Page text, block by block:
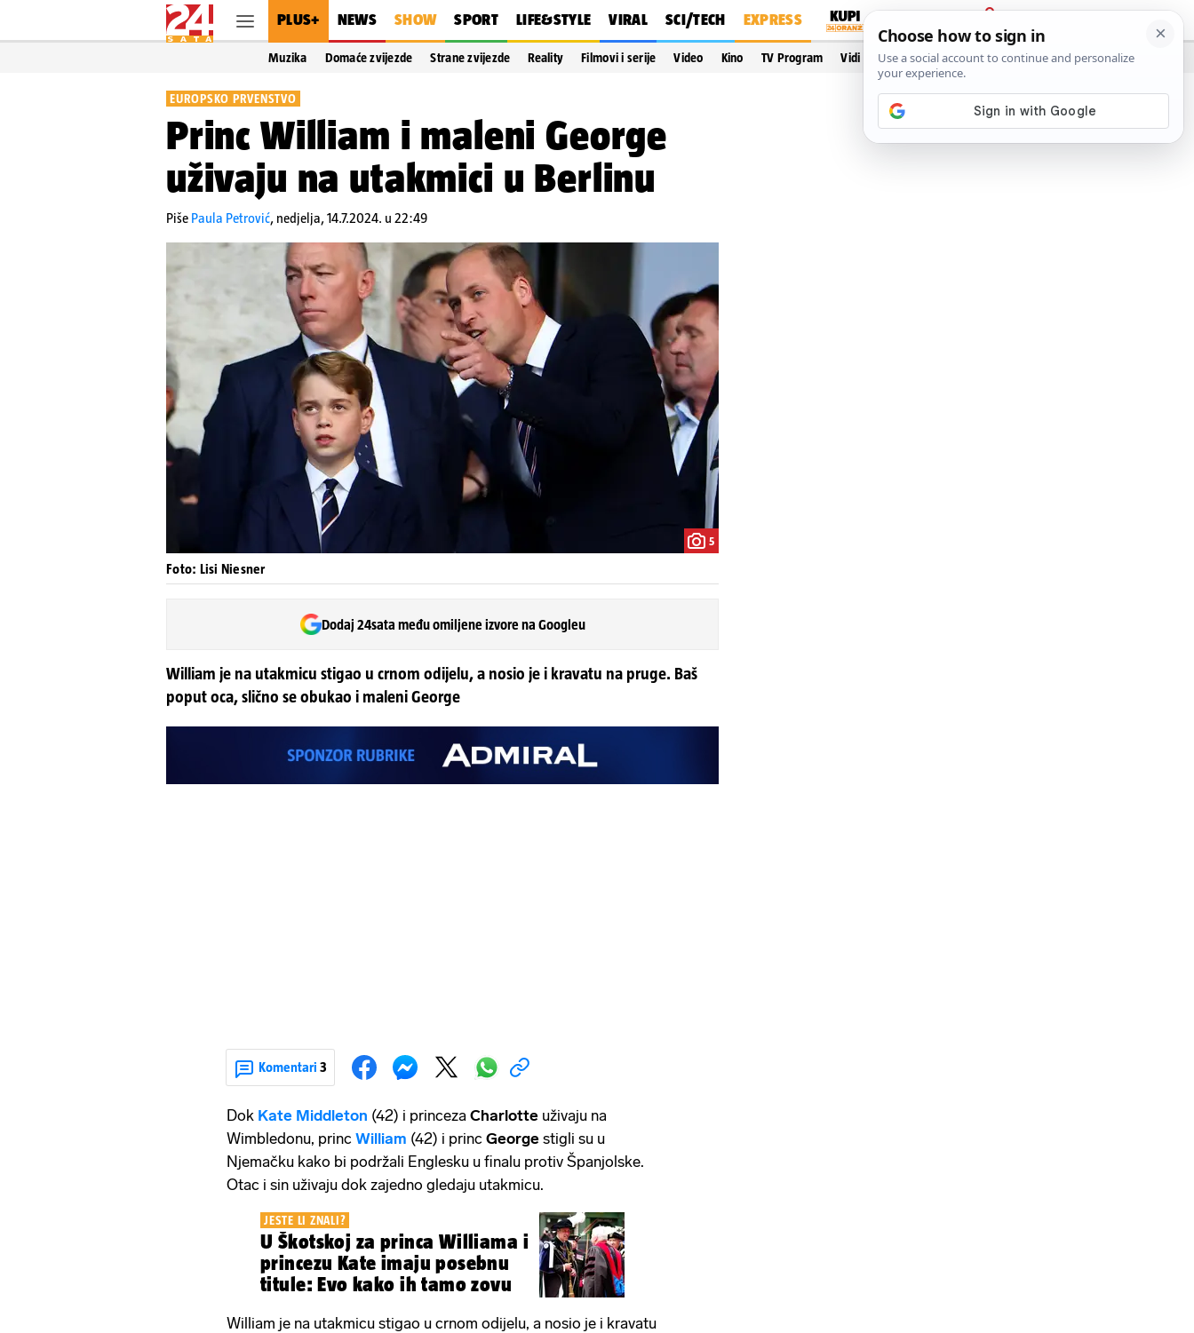
PLUS+ NEWS SHOW SPORT LIFE&STYLE VIRAL SCI/TECH EXPRESS
PRIJAVA
Muzika Domaće zvijezde Strane zvijezde Reality Filmovi i serije Video Kino TV Program Vidi još…
EUROPSKO PRVENSTVO
Princ William i maleni George
uživaju na utakmici u Berlinu
Piše Paula Petrović, nedjelja, 14.7.2024. u 22:49
5
Foto: Lisi Niesner
Dodaj 24sata među omiljene izvore na Googleu
William je na utakmicu stigao u crnom odijelu, a nosio je i kravatu na pruge. Baš
poput oca, slično se obukao i maleni George
Komentari 3
Dok Kate Middleton (42) i princeza Charlotte uživaju na
Wimbledonu, princ William (42) i princ George stigli su u
Njemačku kako bi podržali Englesku u finalu protiv Španjolske.
Otac i sin uživaju dok zajedno gledaju utakmicu.
JESTE LI ZNALI?
U Škotskoj za princa Williama i
princezu Kate imaju posebnu
titule: Evo kako ih tamo zovu
William je na utakmicu stigao u crnom odijelu, a nosio je i kravatu